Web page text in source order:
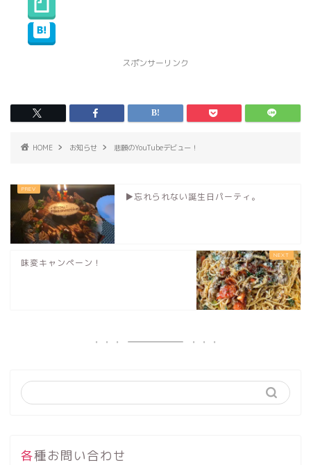
スポンサーリンク
HOME お知らせ 悲願のYouTubeデビュー！
▶︎忘れられない誕生日パーティ。
味変キャンペーン！
各種お問い合わせ